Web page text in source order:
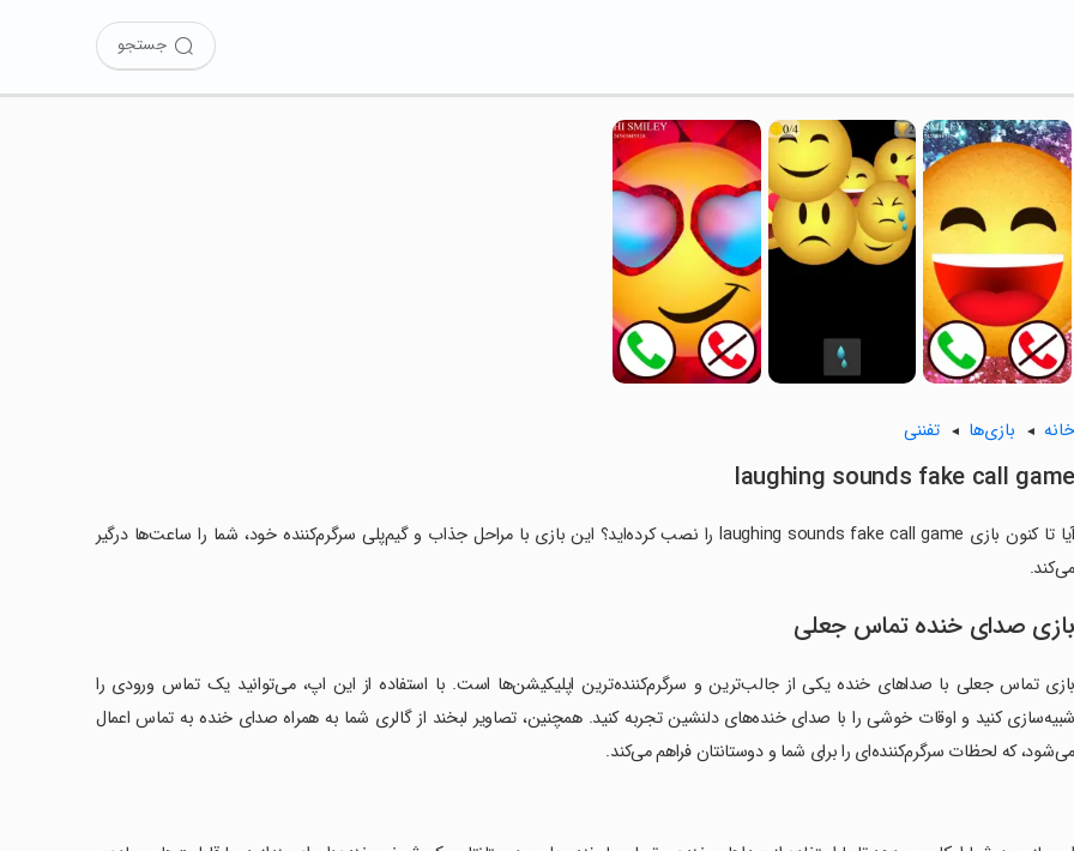
جستجو
خانه بازی‌ها تفننی
laughing sounds fake call game
آیا تا کنون بازی laughing sounds fake call game را نصب کرده‌اید؟ این بازی با مراحل جذاب و گیم‌پلی سرگرم‌کننده خود، شما را ساعت‌ها درگیر
می‌کند.
بازی صدای خنده تماس جعلی
بازی تماس جعلی با صداهای خنده یکی از جالب‌ترین و سرگرم‌کننده‌ترین اپلیکیشن‌ها است. با استفاده از این اپ، می‌توانید یک تماس ورودی را
شبیه‌سازی کنید و اوقات خوشی را با صدای خنده‌های دلنشین تجربه کنید. همچنین، تصاویر لبخند از گالری شما به همراه صدای خنده به تماس اعمال
می‌شود، که لحظات سرگرم‌کننده‌ای را برای شما و دوستانتان فراهم می‌کند.